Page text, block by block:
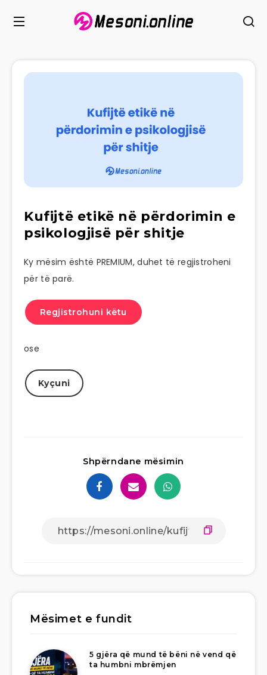
Kufijtë etikë në përdorimin e
psikologjisë për shitje
Ky mësim është PREMIUM, duhet të regjistroheni
për të parë.
Regjistrohuni këtu
ose
Kyçuni
Shpërndane mësimin
Mësimet e fundit
5 gjëra që mund të bëni në vend që
ta humbni mbrëmjen